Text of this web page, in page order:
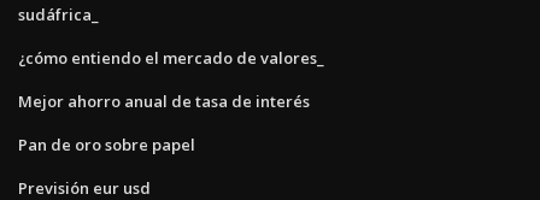
sudáfrica_
¿cómo entiendo el mercado de valores_
Mejor ahorro anual de tasa de interés
Pan de oro sobre papel
Previsión eur usd